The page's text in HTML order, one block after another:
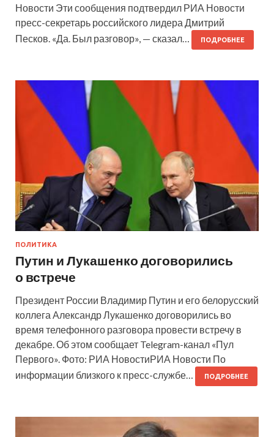
Новости Эти сообщения подтвердил РИА Новости
пресс-секретарь российского лидера Дмитрий
Песков. «Да. Был разговор», — сказал…
ПОДРОБНЕЕ
ПОЛИТИКА
Путин и Лукашенко договорились
о встрече
Президент России Владимир Путин и его белорусский
коллега Александр Лукашенко договорились во
время телефонного разговора провести встречу в
декабре. Об этом сообщает Telegram-канал «Пул
Первого». Фото: РИА НовостиРИА Новости По
информации близкого к пресс-службе…
ПОДРОБНЕЕ